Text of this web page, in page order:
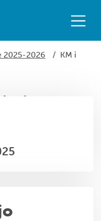
2025-2026 / KM i